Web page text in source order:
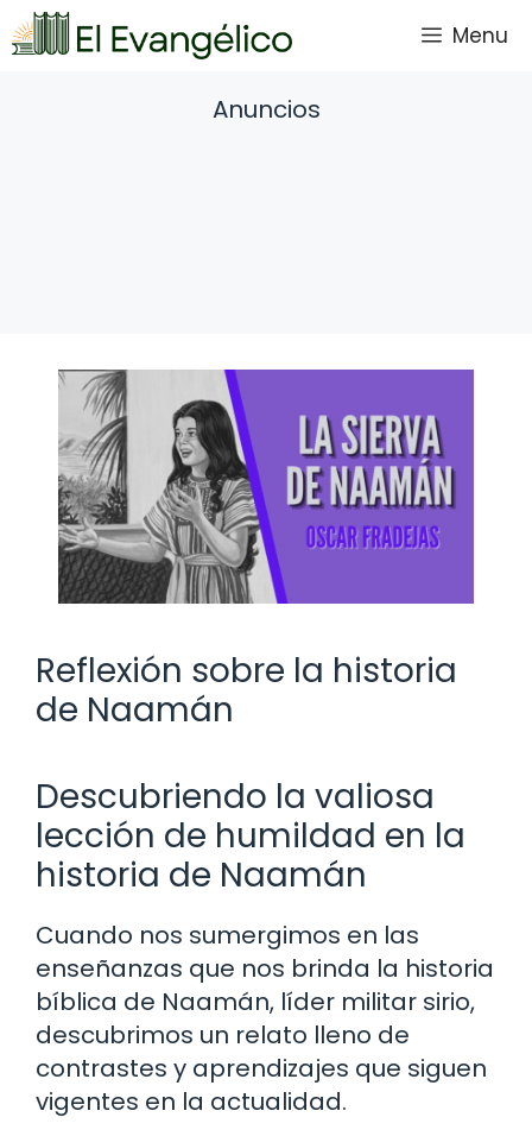
Saltar
al
Menu
Anuncios
Reflexión sobre la historia
de Naamán
Descubriendo la valiosa
lección de humildad en la
historia de Naamán
Cuando nos sumergimos en las
enseñanzas que nos brinda la historia
bíblica de Naamán, líder militar sirio,
descubrimos un relato lleno de
contrastes y aprendizajes que siguen
vigentes en la actualidad.